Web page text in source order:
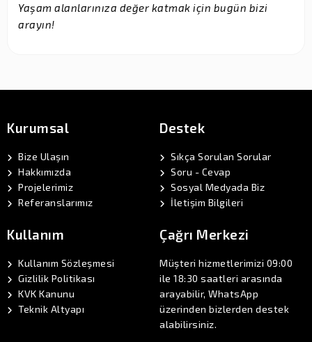
Yaşam alanlarınıza değer katmak için bugün bizi
arayın!
Kurumsal
Bize Ulaşın
Hakkımızda
Projelerimiz
Referanslarımız
Destek
Sıkça Sorulan Sorular
Soru - Cevap
Sosyal Medyada Biz
İletişim Bilgileri
Kullanım
Kullanım Sözleşmesi
Gizlilik Politikası
KVK Kanunu
Teknik Altyapı
Çağrı Merkezi
Müşteri hizmetlerimizi 09:00
ile 18:30 saatleri arasında
arayabilir, WhatsApp
üzerinden bizlerden destek
alabilirsiniz.